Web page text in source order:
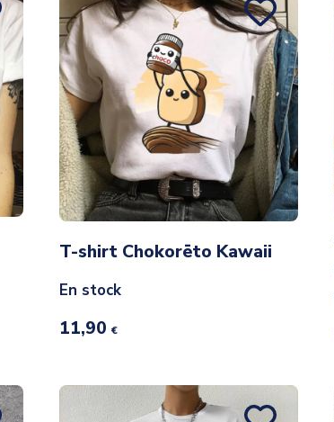
T-shirt Chokorēto Kawaii
En stock
11,90€